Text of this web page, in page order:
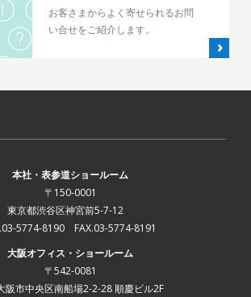
お客さまからよく寄せられるお問
い合せをご紹介します。
本社・表参道ショールーム
〒150-0001
東京都渋谷区神宮前5-7-12
5774-8190 FAX.03-5774-8191
大阪オフィス・ショールーム
〒542-0081
阪市中央区南船場2-2-28 順慶ビル2F